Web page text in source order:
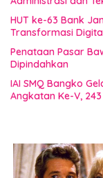
HUT ke-63 Bank
Transformasi
Penataan Pasar
Dipindahkan
IAI SMQ Bangko
Angkatan Ke-V,